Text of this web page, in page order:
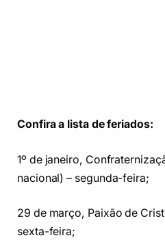
Confira a lista de feriados:
1º de janeiro,
nacional) – segunda-feira;
29 de março, Paixão de
sexta-feira;